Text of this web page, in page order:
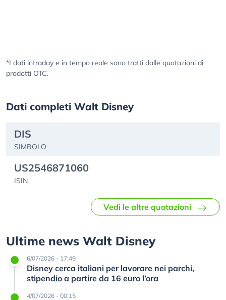
*I dati intraday e in tempo reale sono tratti dalle quotazioni di
prodotti OTC.
Dati completi Walt Disney
DIS
SIMBOLO
US2546871060
ISIN
Vedi le altre quotazioni
Ultime news Walt Disney
6/07/2026 - 17:49
Disney cerca italiani per lavorare nei parchi,
stipendio a partire da 16 euro l’ora
4/07/2026 - 00:15